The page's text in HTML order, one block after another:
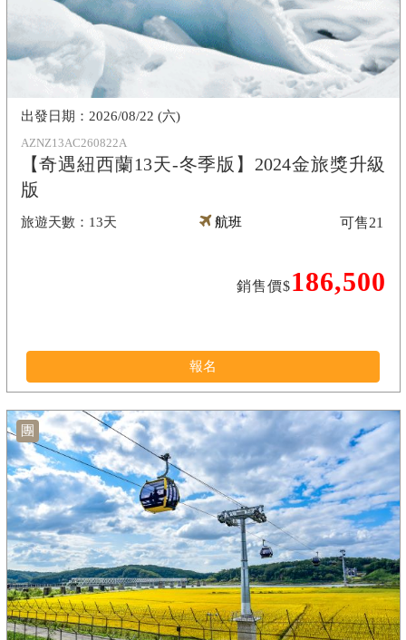
AZNZ13AC260822A
【奇遇紐西蘭13天-冬季版】2024金旅獎升級
版
13天
2026/08/22 (六)
航班
銷售價$186,500
可售21
報名
團